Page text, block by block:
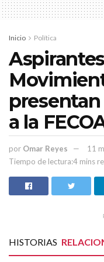
Además la Unidad
Inicio Política
a la
por Omar Reyes
11
Tiempo de lectura:4 mins
HISTORIAS